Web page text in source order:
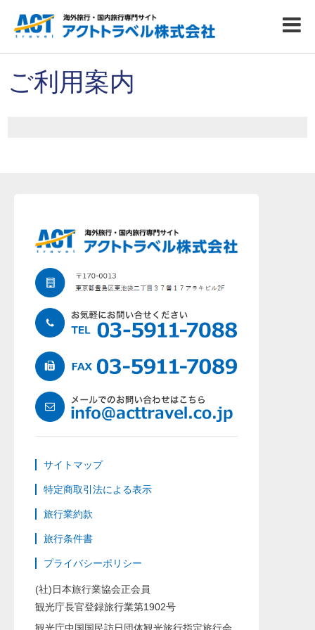
ご利用案内
サイトマップ
特定商取引法による表示
旅行業約款
旅行条件書
プライバシーポリシー
(社)日本旅行業協会正会員
観光庁長官登録旅行業第1902号
観光庁中国国民訪日団体観光旅行指定旅行会